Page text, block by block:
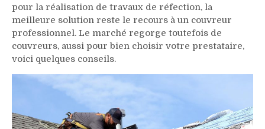
pour la réalisation de travaux de réfection, la
meilleure solution reste le recours à un couvreur
professionnel. Le marché regorge toutefois de
couvreurs, aussi pour bien choisir votre prestataire,
voici quelques conseils.